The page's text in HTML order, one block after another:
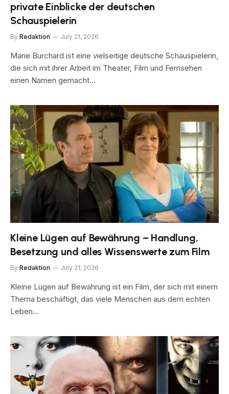
private Einblicke der deutschen
Schauspielerin
By Redaktion July 21, 2026
Marie Burchard ist eine vielseitige deutsche Schauspielerin,
die sich mit ihrer Arbeit im Theater, Film und Fernsehen
einen Namen gemacht…
Kleine Lügen auf Bewährung – Handlung,
Besetzung und alles Wissenswerte zum Film
By Redaktion July 21, 2026
Kleine Lügen auf Bewährung ist ein Film, der sich mit einem
Thema beschäftigt, das viele Menschen aus dem echten
Leben…